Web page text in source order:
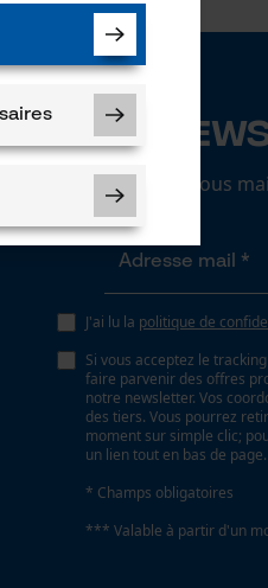
Abonnez-vous
J'ai lu la politique de
Si vous acceptez le
faire parvenir des offres
notre newsletter. Vos
des tiers. Vous pourrez
moment sur simple clic;
un lien tout en bas de page.
* Champs obligatoires
*** Valable à partir d'un